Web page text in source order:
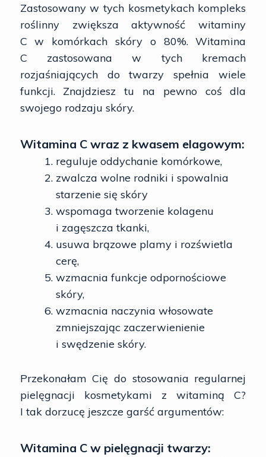
Zastosowany w tych kosmetykach kompleks
roślinny zwiększa aktywność witaminy
C w komórkach skóry o 80%. Witamina
C zastosowana w tych kremach
rozjaśniających do twarzy spełnia wiele
funkcji. Znajdziesz tu na pewno coś dla
swojego rodzaju skóry.
Witamina C wraz z kwasem elagowym:
reguluje oddychanie komórkowe,
zwalcza wolne rodniki i spowalnia
starzenie się skóry
wspomaga tworzenie kolagenu
i zagęszcza tkanki,
usuwa brązowe plamy i rozświetla
cerę,
wzmacnia funkcje odpornościowe
skóry,
wzmacnia naczynia włosowate
zmniejszając zaczerwienienie
i swędzenie skóry.
Przekonałam Cię do stosowania regularnej
pielęgnacji kosmetykami z witaminą C?
I tak dorzucę jeszcze garść argumentów:
Witamina C w pielęgnacji twarzy: